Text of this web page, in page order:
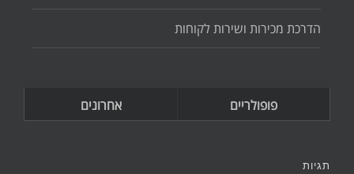
הדרכת מכירות ושירות לקוחות
פופולריים אחרונים
תגיות